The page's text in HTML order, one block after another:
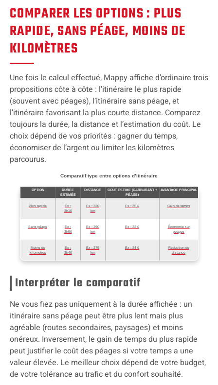
COMPARER LES OPTIONS : PLUS
RAPIDE, SANS PÉAGE, MOINS DE
KILOMÈTRES
Une fois le calcul effectué, Mappy affiche d’ordinaire trois
propositions côte à côte : l’itinéraire le plus rapide
(souvent avec péages), l’itinéraire sans péage, et
l’itinéraire favorisant la plus courte distance. Comparez
toujours la durée, la distance et l’estimation du coût. Le
choix dépend de vos priorités : gagner du temps,
économiser de l’argent ou limiter les kilomètres
parcourus.
Comparatif type entre options d’itinéraire
OPTION
DURÉE
ESTIMÉE
DISTANCE
COÛT ESTIMÉ (CARBURANT +
PÉAGE)
AVANTAGE PRINCIPAL
Plus rapide
Ex :
3h10
Ex : 320
km
Ex : 35 € Gain de temps
Sans péage
Ex :
3h50
Ex : 290
km
Ex : 22 €
Économie sur
péages
Moins de
kilomètres
Ex :
3h40
Ex : 275
km
Ex : 24 €
Réduction de
distance
Interpréter le comparatif
Ne vous fiez pas uniquement à la durée affichée : un
itinéraire sans péage peut être plus lent mais plus
agréable (routes secondaires, paysages) et moins
onéreux. Inversement, le gain de temps du plus rapide
peut justifier le coût des péages si votre temps a une
valeur élevée. Le meilleur choix dépend de votre budget,
de votre tolérance au trafic et du confort souhaité.